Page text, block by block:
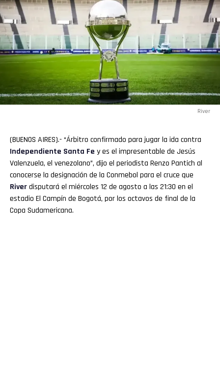
River
(BUENOS AIRES).- “Árbitro confirmado para jugar la ida contra
Independiente Santa Fe y es el impresentable de Jesús
Valenzuela, el venezolano”, dijo el periodista Renzo Pantich al
conocerse la designación de la Conmebol para el cruce que
Riverdisputará el miércoles 12 de agosto a las 21:30 en el
estadio El Campín de Bogotá, por los octavos de final de la
Copa Sudamericana.